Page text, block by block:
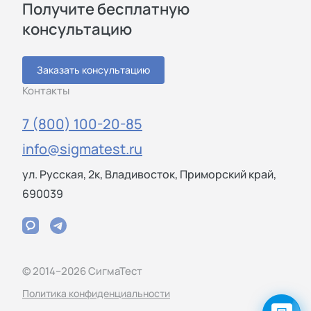
Получите бесплатную
консультацию
Заказать консультацию
Контакты
7 (800) 100-20-85
info@sigmatest.ru
ул. Русская, 2к, Владивосток, Приморский край,
690039
© 2014–2026 СигмаТест
Политика конфиденциальности